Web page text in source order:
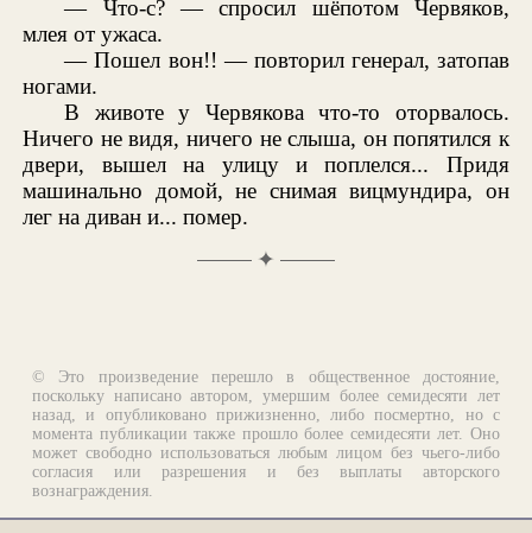
— Что-с? — спросил шёпотом Червяков,
млея от ужаса.
— Пошел вон!! — повторил генерал, затопав
ногами.
В животе у Червякова что-то оторвалось.
Ничего не видя, ничего не слыша, он попятился к
двери, вышел на улицу и поплелся... Придя
машинально домой, не снимая вицмундира, он
лег на диван и... помер.
✦
© Это произведение перешло в общественное достояние,
поскольку написано автором, умершим более семидесяти лет
назад, и опубликовано прижизненно, либо посмертно, но с
момента публикации также прошло более семидесяти лет. Оно
может свободно использоваться любым лицом без чьего-либо
согласия или разрешения и без выплаты авторского
вознаграждения.